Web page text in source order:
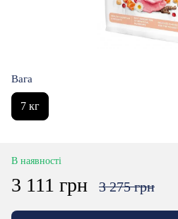
Вага
7 кг
В наявності
3 111 грн 3 275 грн